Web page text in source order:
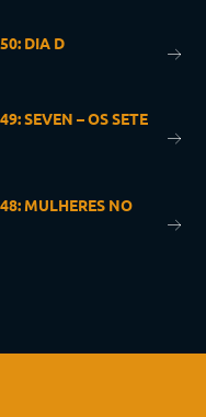
DIA D
SEVEN – OS SETE
MULHERES NO